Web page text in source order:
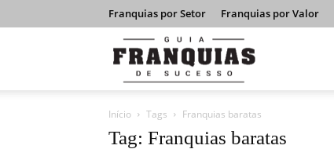
Franquias por Setor Franquias por Valor
Franquias
Início Tags Franquias baratas
Tag: Franquias baratas